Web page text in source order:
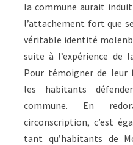
la commune aurait
l’attachement fort que
véritable identité
suite à l’expérience de
Pour témoigner de leur
les habitants
commune. En
circonscription, c’est
tant qu’habitants de